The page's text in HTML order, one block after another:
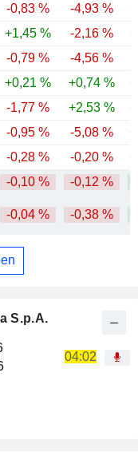
S.p.A.
04:02
-0,83 % -4,93 %
+1,45 % -2,16 %
-0,79 % -4,56 %
+0,21 % +0,74 %
-1,77 % +2,53 %
-0,95 % -5,08 %
-0,28 % -0,20 %
-0,10 % -0,12 %
-0,04 % -0,38 %